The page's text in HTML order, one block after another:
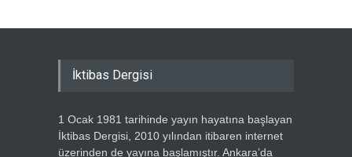
İktibas Dergisi
1 Ocak 1981 tarihinde yayın hayatına başlayan
İktibas Dergisi, 2010 yılından itibaren internet
üzerinden de yayına başlamıştır. Ankara’da